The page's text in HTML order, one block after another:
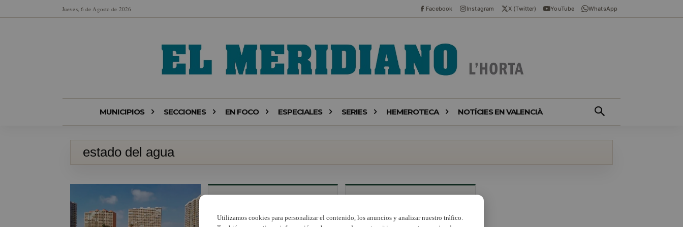
Jueves, 6 de Agosto de 2026 Facebook Instagram X (Twitter) YouTube WhatsApp
MUNICIPIOS SECCIONES EN FOCO ESPECIALES SERIES HEMEROTECA NOTÍCIES EN VALENCIÀ
estado del agua
Utilizamos cookies para personalizar el contenido, los anuncios y analizar nuestro tráfico.